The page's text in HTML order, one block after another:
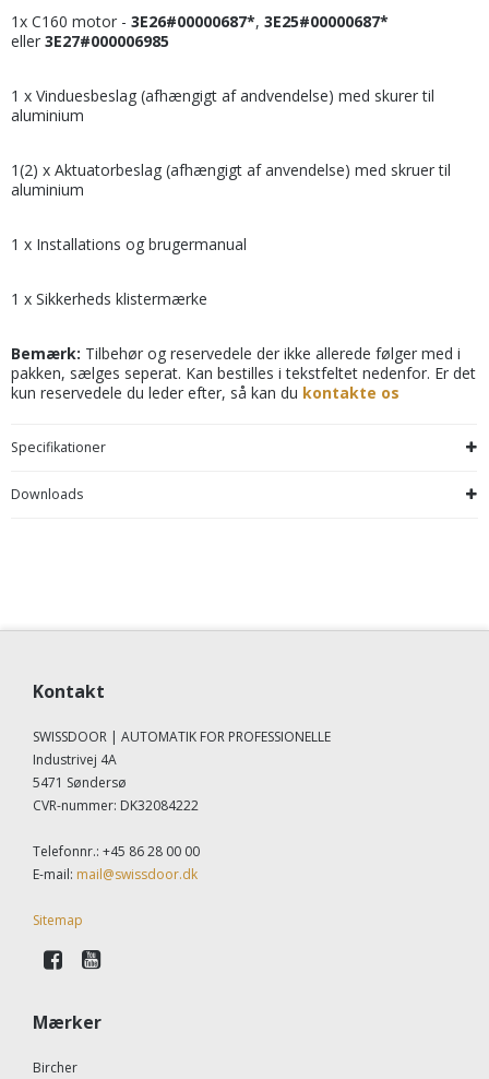
1x C160 motor - 3E26#00000687*, 3E25#00000687*
eller 3E27#000006985
1 x Vinduesbeslag (afhængigt af andvendelse) med skurer til
aluminium
1(2) x Aktuatorbeslag (afhængigt af anvendelse) med skruer til
aluminium
1 x Installations og brugermanual
1 x Sikkerheds klistermærke
Bemærk: Tilbehør og reservedele der ikke allerede følger med i
pakken, sælges seperat. Kan bestilles i tekstfeltet nedenfor. Er det
kun reservedele du leder efter, så kan du kontakte os
Specifikationer
Downloads
Kontakt
SWISSDOOR | AUTOMATIK FOR PROFESSIONELLE
Industrivej 4A
5471 Søndersø
CVR-nummer: DK32084222
Telefonnr.: +45 86 28 00 00
E-mail: mail@swissdoor.dk
Sitemap
Mærker
Bircher